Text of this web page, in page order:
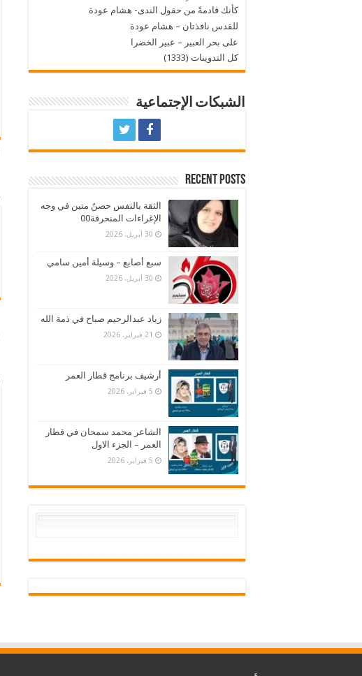
كأنك قادمةً من حقول الندى- هشام عودة
للقدس نافذتان – هشام عودة
على بحر العبير – عبير الخضرا
كل التدوينات (1333)
الشبكات الإجتماعية
Recent Posts
الثقة بالنفس حصنٌ متين في وجه
الإغراءات المنحرفة00
30 أبريل، 2026
سبع أصابع – وسيلة أمين سامي
30 أبريل، 2026
زياد عبدالرحيم صباح في ذمة الله
21 فبراير، 2026
أرشيف برنامج قطار العمر
5 فبراير، 2026
الشاعر محمد سمحان في قطار
العمر – الجزء الاول
5 فبراير، 2026